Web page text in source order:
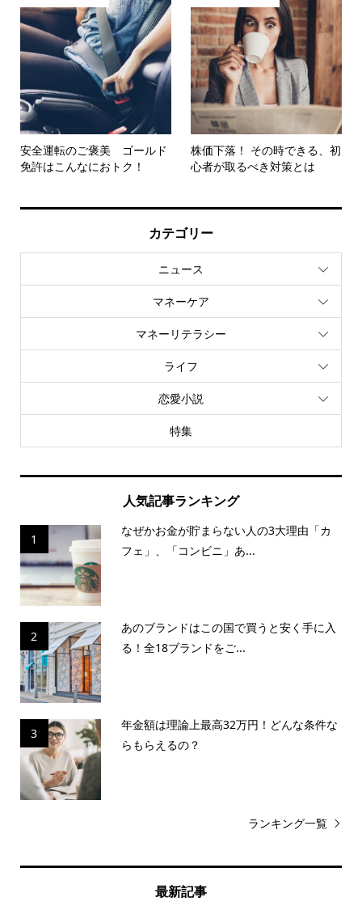
安全運転のご褒美 ゴールド
免許はこんなにおトク！
株価下落！ その時できる、初
心者が取るべき対策とは
カテゴリー
ニュース
マネーケア
マネーリテラシー
ライフ
恋愛小説
特集
人気記事ランキング
1
なぜかお金が貯まらない人の3大理由「カ
フェ」、「コンビニ」あ...
2
あのブランドはこの国で買うと安く手に入
る！全18ブランドをご...
3
年金額は理論上最高32万円！どんな条件な
らもらえるの？
ランキング一覧
最新記事